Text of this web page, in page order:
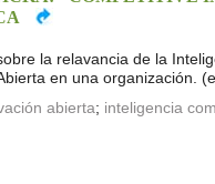
la relavancia de la
en una organización.
abierta; inteligencia